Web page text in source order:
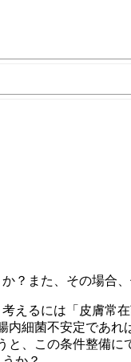
？また、その場合
えるには「皮膚常
細菌不安定であれ
、この条件整備に